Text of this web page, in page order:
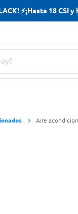
⚡¡Hasta 18
Aire